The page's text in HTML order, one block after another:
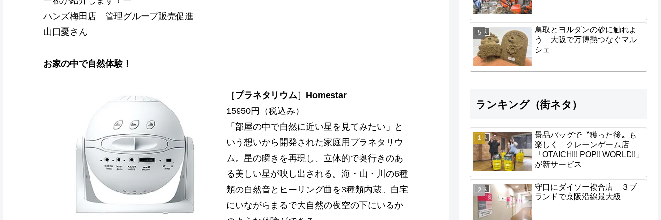
ハンズ梅田店 管理グループ販売促進
山口憂さん
お家の中で自然体験！
［プラネタリウム］Homestar
15950円（税込み）
「部屋の中で自然に近い星を見てみたい」と
いう想いから開発された家庭用プラネタリウ
ム。星の瞬きを再現し、立体的で奥行きのあ
る美しい星が映し出される。海・山・川の6種
類の自然音とヒーリング曲を3種類内蔵。自宅
にいながらまるで大自然の夜空の下にいるか
地域
鳥取とヨルダンの砂に触れよ
う 大阪で万博熱つなぐマル
シェ
ランキング（街ネタ）
地域
景品バッグで〝獲った後〟も
楽しく クレーンゲーム店
「OTAICHI!! POP!! WORLD!!」
が新サービス
地域
守口にダイソー複合店 ３ブ
ランドで京阪沿線最大級